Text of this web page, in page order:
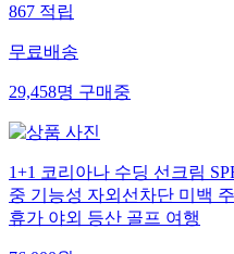
867적립
무료배송
29,458명구매중
1+1 코리아나 수딩 선크림
중 기능성 자외선차단 미백
휴가 야외 등산 골프 여행